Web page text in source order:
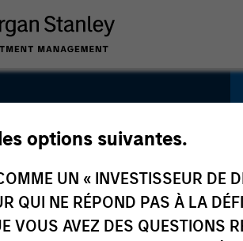
options suivantes.
UN « INVESTISSEUR DE
QUI NE RÉPOND PAS À LA
VOUS AVEZ DES QUESTIONS